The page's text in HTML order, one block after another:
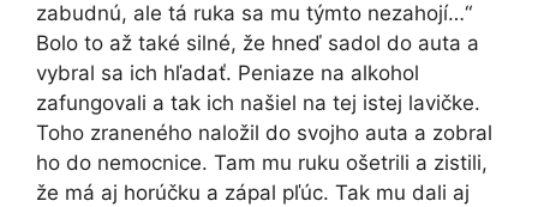
zabudnú, ale tá ruka sa mu týmto nezahojí…“
Bolo to až také silné, že hneď sadol do auta a
vybral sa ich hľadať. Peniaze na alkohol
zafungovali a tak ich našiel na tej istej lavičke.
Toho zraneného naložil do svojho auta a zobral
ho do nemocnice. Tam mu ruku ošetrili a zistili,
že má aj horúčku a zápal pľúc. Tak mu dali aj